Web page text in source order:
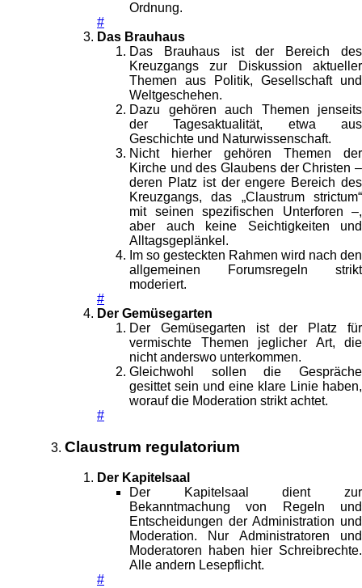
Ordnung.
#
Das Brauhaus
Das Brauhaus ist der Bereich des
Kreuzgangs zur Diskussion aktueller
Themen aus Politik, Gesellschaft und
Weltgeschehen.
Dazu gehören auch Themen jenseits
der Tagesaktualität, etwa aus
Geschichte und Naturwissenschaft.
Nicht hierher gehören Themen der
Kirche und des Glaubens der Christen –
deren Platz ist der engere Bereich des
Kreuzgangs, das „Claustrum strictum“
mit seinen spezifischen Unterforen –,
aber auch keine Seichtigkeiten und
Alltagsgeplänkel.
Im so gesteckten Rahmen wird nach den
allgemeinen Forumsregeln strikt
moderiert.
#
Der Gemüsegarten
Der Gemüsegarten ist der Platz für
vermischte Themen jeglicher Art, die
nicht anderswo unterkommen.
Gleichwohl sollen die Gespräche
gesittet sein und eine klare Linie haben,
worauf die Moderation strikt achtet.
#
Claustrum regulatorium
Der Kapitelsaal
Der Kapitelsaal dient zur
Bekanntmachung von Regeln und
Entscheidungen der Administration und
Moderation. Nur Administratoren und
Moderatoren haben hier Schreibrechte.
Alle andern Lesepflicht.
#